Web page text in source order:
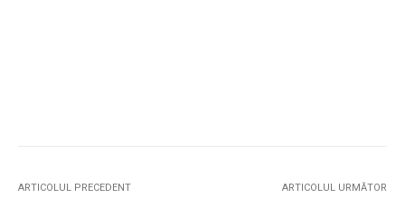
ARTICOLUL PRECEDENT ARTICOLUL URMĂTOR